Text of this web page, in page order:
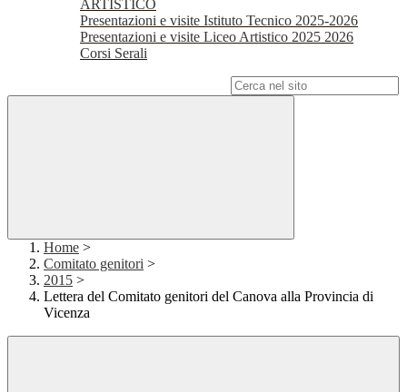
ARTISTICO
Presentazioni e visite Istituto Tecnico 2025-2026
Presentazioni e visite Liceo Artistico 2025 2026
Corsi Serali
Home >
Comitato genitori >
2015 >
Lettera del Comitato genitori del Canova alla Provincia di
Vicenza